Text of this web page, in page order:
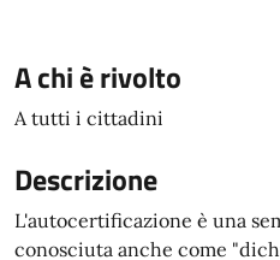
A chi è rivolto
A tutti i cittadini
Descrizione
L'autocertificazione è una
conosciuta anche come